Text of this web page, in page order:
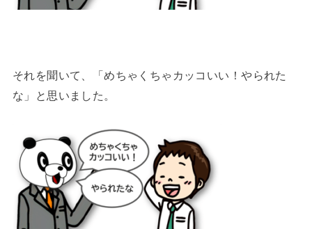
それを聞いて、「めちゃくちゃカッコいい！やられた
な」と思いました。